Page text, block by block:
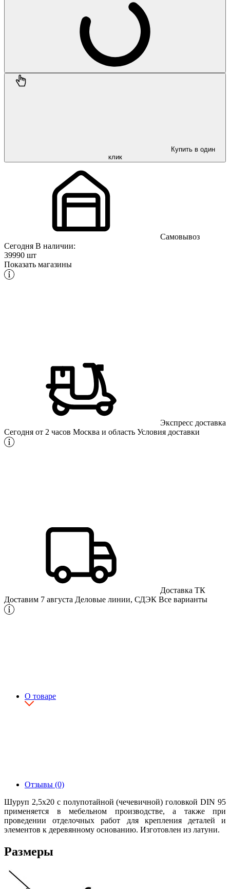
Купить в один
клик
Самовывоз
Сегодня В наличии:
39990 шт
Показать магазины
Экспресс доставка
Сегодня от 2 часов Москва и область Условия доставки
Доставка ТК
Доставим 7 августа Деловые линии, СДЭК Все варианты
О товаре
Отзывы (0)
Шуруп 2,5х20 с полупотайной (чечевичной) головкой DIN 95
применяется в мебельном производстве, а также при
проведении отделочных работ для крепления деталей и
элементов к деревянному основанию. Изготовлен из латуни.
Размеры